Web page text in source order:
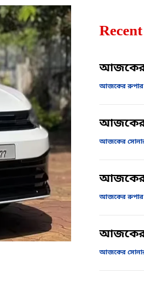
আজকের
আজকের রুপার
আজকের
আজকের
আজকের
আজকের রুপার
আজকের
আজকের